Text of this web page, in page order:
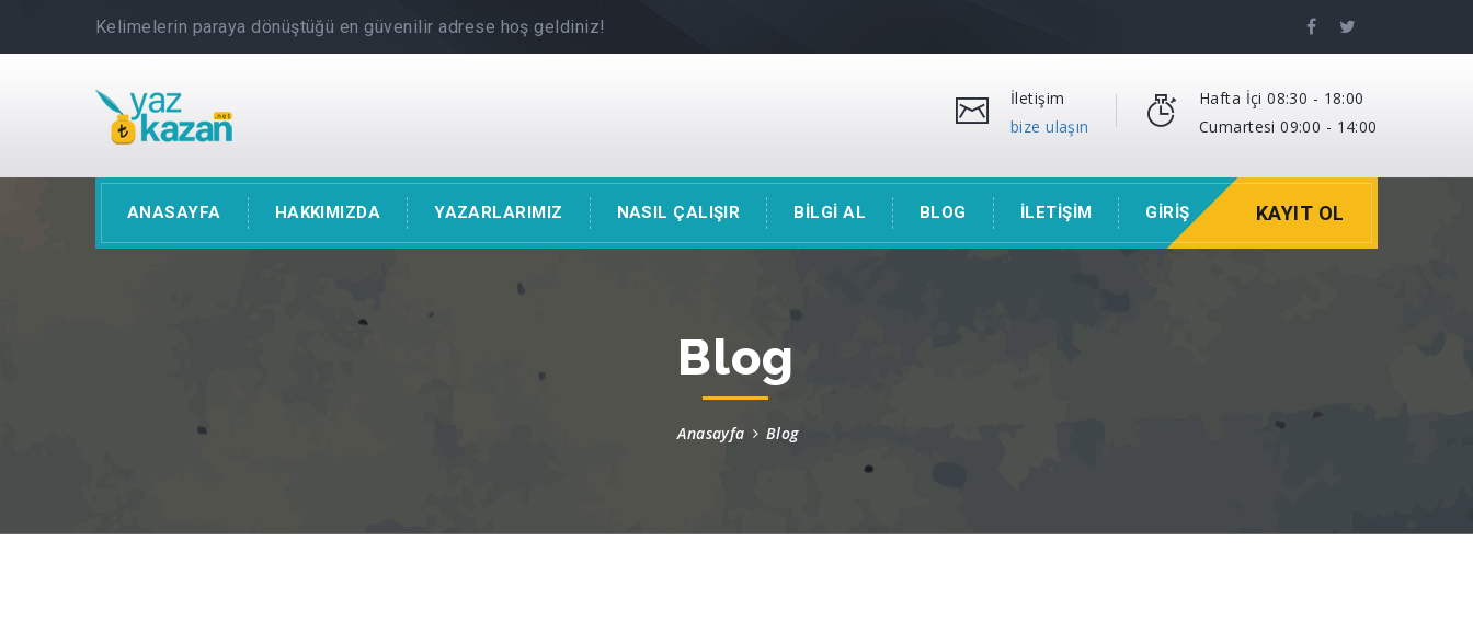
Kelimelerin paraya dönüştüğü en güvenilir adrese hoş geldiniz!
İletişim
bize ulaşın
Hafta İçi 08:30 - 18:00
Cumartesi 09:00 - 14:00
ANASAYFA HAKKIMIZDA YAZARLARIMIZ NASIL ÇALIŞIR BİLGİ AL BLOG İLETİŞİM GİRİŞ KAYIT OL
Blog
Anasayfa Blog